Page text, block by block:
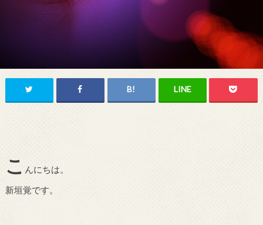
こ んにちは。
新垣覚です。